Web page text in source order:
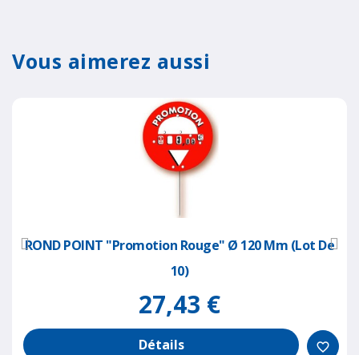
Vous aimerez aussi
ROND POINT "promotion Rouge" Ø 120 Mm (lot De
10)
27,43 €
Détails favorite_border